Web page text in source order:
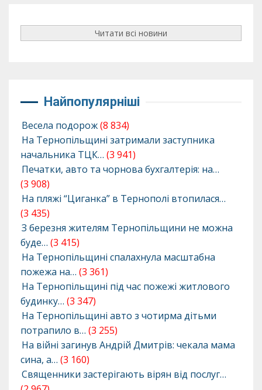
Читати всі новини
Найпопулярніші
Весела подорож(8 834)
На Тернопільщині затримали заступника
начальника ТЦК… (3 941)
Печатки, авто та чорнова бухгалтерія: на…
(3 908)
На пляжі “Циганка” в Тернополі втопилася…
(3 435)
З березня жителям Тернопільщини не можна
буде… (3 415)
На Тернопільщині спалахнула масштабна
пожежа на… (3 361)
На Тернопільщині під час пожежі житлового
будинку… (3 347)
На Тернопільщині авто з чотирма дітьми
потрапило в… (3 255)
На війні загинув Андрій Дмитрів: чекала мама
сина, а… (3 160)
Священники застерігають вірян від послуг…